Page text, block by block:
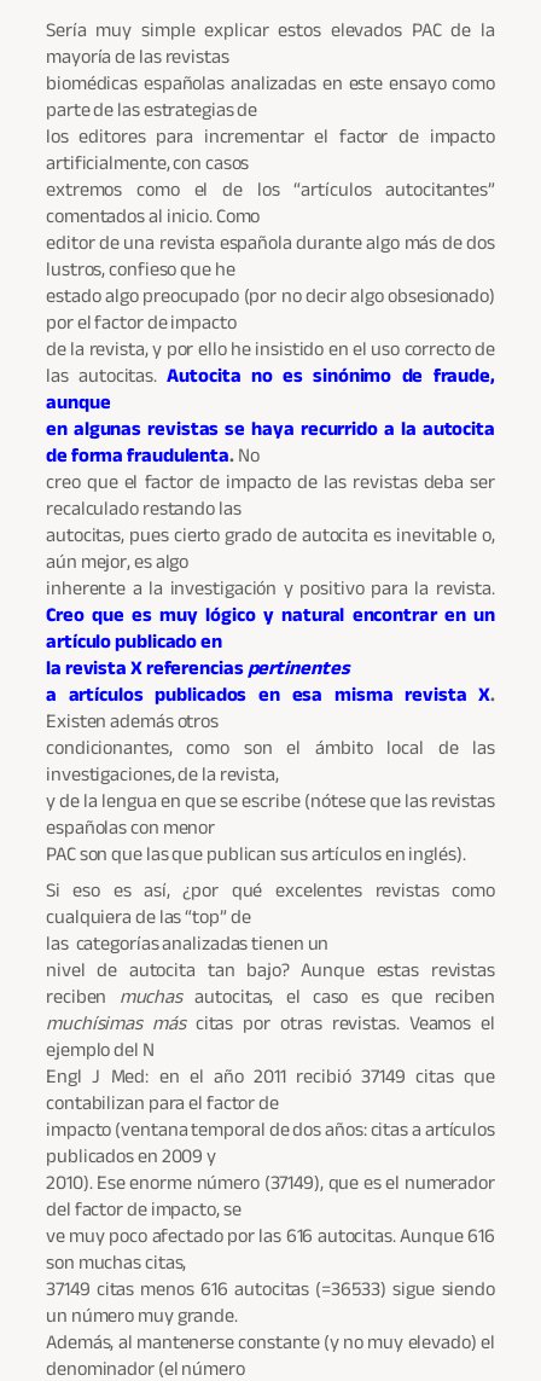
Sería muy simple explicar estos elevados PAC de la
mayoría de las revistas
biomédicas españolas analizadas en este ensayo como
parte de las estrategias de
los editores para incrementar el factor de impacto
artificialmente, con casos
extremos como el de los “artículos autocitantes”
comentados al inicio. Como
editor de una revista española durante algo más de dos
lustros, confieso que he
estado algo preocupado (por no decir algo obsesionado)
por el factor de impacto
de la revista, y por ello he insistido en el uso correcto de
las autocitas.Autocita no es sinónimo de fraude,
aunque
en algunas revistas se haya recurrido a la autocita
de forma fraudulenta. No
creo que el factor de impacto de las revistas deba ser
recalculado restando las
autocitas, pues cierto grado de autocita es inevitable o,
aún mejor, es algo
inherente a la investigación y positivo para la revista.
Creo que es muy lógico y natural encontrar en un
artículo publicado en
la revista X referencias pertinentes
a artículos publicados en esa misma revista X.
Existen además otros
condicionantes, como son el ámbito local de las
investigaciones, de la revista,
y de la lengua en que se escribe (nótese que las revistas
españolas con menor
PAC son que las que publican sus artículos en inglés).
Si eso es así, ¿por qué excelentes revistas como
cualquiera de las “top” de
las categorías analizadas tienen un
nivel de autocita tan bajo? Aunque estas revistas
reciben muchasautocitas, el caso es que reciben
muchísimas máscitas por otras revistas. Veamos el
ejemplo del N
Engl J Med: en el año 2011 recibió 37149 citas que
contabilizan para el factor de
impacto (ventana temporal de dos años: citas a artículos
publicados en 2009 y
2010). Ese enorme número (37149), que es el numerador
del factor de impacto, se
ve muy poco afectado por las 616 autocitas. Aunque 616
son muchas citas,
37149 citas menos 616 autocitas (=36533) sigue siendo
un número muy grande.
Además, al mantenerse constante (y no muy elevado) el
denominador (el número